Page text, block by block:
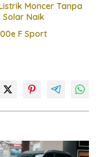
Moncer Tanpa
Naik
F Sport